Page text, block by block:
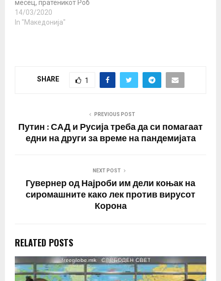
месец, пратеникот Роб
Олифант од
Либералната Партија на
со кој се негираат
14/03/2020
In "Македонија"
SHARE 1
PREVIOUS POST
Путин : САД и Русија треба да си помагаат
едни на други за време на пандемијата
NEXT POST
Гувернер од Најроби им дели коњак на
сиромашните како лек против вирусот
Корона
RELATED POSTS